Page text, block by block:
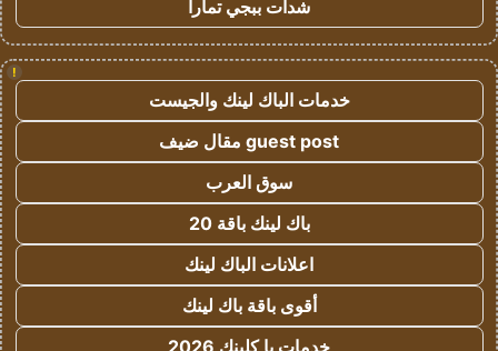
شدات ببجي تمارا
!
خدمات الباك لينك والجيست
guest post مقال ضيف
سوق العرب
باك لينك باقة 20
اعلانات الباك لينك
أقوى باقة باك لينك
خدمات با كلينك 2026